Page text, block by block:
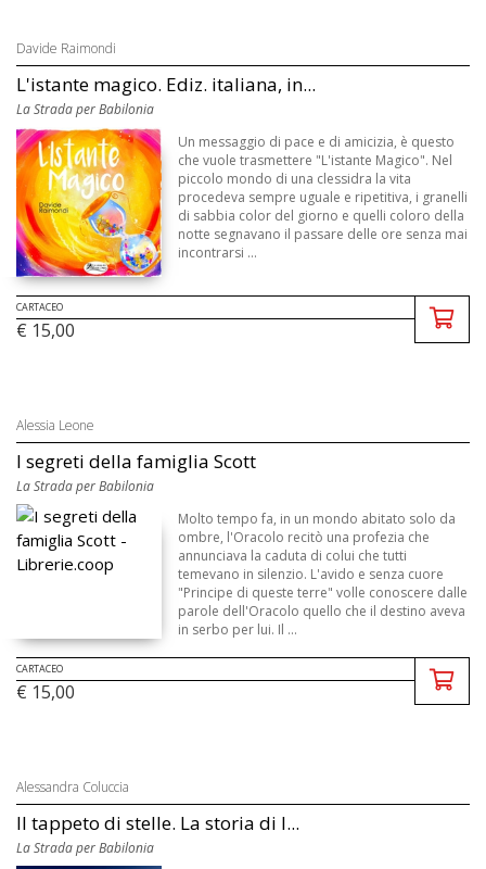
Davide Raimondi
L'istante magico. Ediz. italiana, in...
La Strada per Babilonia
Un messaggio di pace e di amicizia, è questo
che vuole trasmettere "L'istante Magico". Nel
piccolo mondo di una clessidra la vita
procedeva sempre uguale e ripetitiva, i granelli
di sabbia color del giorno e quelli coloro della
notte segnavano il passare delle ore senza mai
incontrarsi ...
CARTACEO
€ 15,00
Alessia Leone
I segreti della famiglia Scott
La Strada per Babilonia
Molto tempo fa, in un mondo abitato solo da
ombre, l'Oracolo recitò una profezia che
annunciava la caduta di colui che tutti
temevano in silenzio. L'avido e senza cuore
"Principe di queste terre" volle conoscere dalle
parole dell'Oracolo quello che il destino aveva
in serbo per lui. Il ...
CARTACEO
€ 15,00
Alessandra Coluccia
Il tappeto di stelle. La storia di I...
La Strada per Babilonia